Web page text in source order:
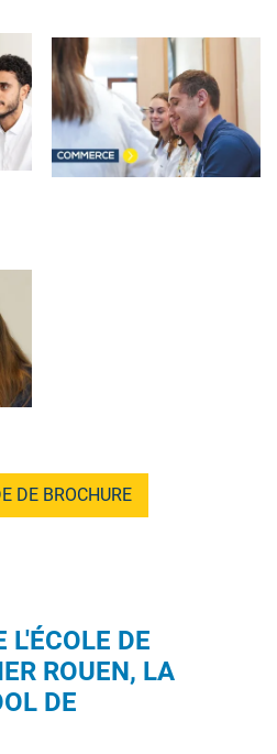
Image
DE BROCHURE
L'ÉCOLE DE
ROUEN, LA
DE